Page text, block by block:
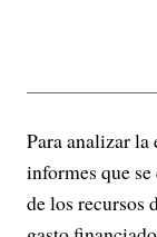
Para analizar
informes que
de los recursos